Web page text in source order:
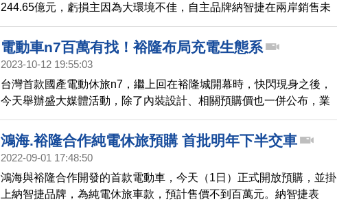
244.65億元，虧損主因為大環境不佳，自主品牌納智捷在兩岸銷售未
如預期。股東在現場向裕隆經營高層提問，納智捷在中國營收表現不
佳，未來品牌該何去何從？
電動車n7百萬有找！裕隆布局充電生態系
2023-10-12 19:55:03
台灣首款國產電動休旅n7，繼上回在裕隆城開幕時，快閃現身之後，
今天舉辦盛大媒體活動，除了內裝設計、相關預購價也一併公布，業
者打出百萬有找親民價，喊出要讓電動車在台灣真正普及，積極佈建
充電生態圈。
鴻海.裕隆合作純電休旅預購 首批明年下半交車
2022-09-01 17:48:50
鴻海與裕隆合作開發的首款電動車，今天（1日）正式開放預購，並掛
上納智捷品牌，為純電休旅車款，預計售價不到百萬元。納智捷表